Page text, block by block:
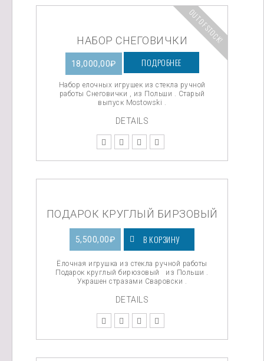
OUT OF STOCK!
НАБОР СНЕГОВИЧКИ
18,000,00₽ ПОДРОБНЕЕ
Набор елочных игрушек из стекла ручной
работы Снеговички , из Польши . Старый
выпуск Mostowski .
DETAILS
ПОДАРОК КРУГЛЫЙ БИРЗОВЫЙ
5,500,00₽ В КОРЗИНУ
Ёлочная игрушка из стекла ручной работы
Подарок круглый бирюзовый из Польши .
Украшен стразами Сваровски .
DETAILS